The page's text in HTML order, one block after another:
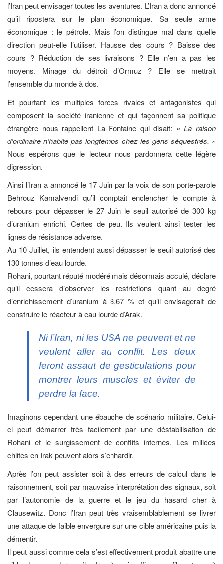
l’Iran peut envisager toutes les aventures. L’Iran a donc annoncé
qu’il ripostera sur le plan économique. Sa seule arme
économique : le pétrole. Mais l’on distingue mal dans quelle
direction peut-elle l’utiliser. Hausse des cours ? Baisse des
cours ? Réduction de ses livraisons ? Elle n’en a pas les
moyens. Minage du détroit d’Ormuz ? Elle se mettrait
l’ensemble du monde à dos.
Et pourtant les multiples forces rivales et antagonistes qui
composent la société iranienne et qui façonnent sa politique
étrangère nous rappellent La Fontaine qui disait: « La raison
d’ordinaire n’habite pas longtemps chez les gens séquestrés. »
Nous espérons que le lecteur nous pardonnera cette légère
digression.
Ainsi l’Iran a annoncé le 17 Juin par la voix de son porte-parole
Behrouz Kamalvendi qu’il comptait enclencher le compte à
rebours pour dépasser le 27 Juin le seuil autorisé de 300 kg
d’uranium enrichi. Certes de peu. Ils veulent ainsi tester les
lignes de résistance adverse.
Au 10 Juillet, ils entendent aussi dépasser le seuil autorisé des
130 tonnes d’eau lourde.
Rohani, pourtant réputé modéré mais désormais acculé, déclare
qu’il cessera d’observer les restrictions quant au degré
d’enrichissement d’uranium à 3,67 % et qu’il envisagerait de
construire le réacteur à eau lourde d’Arak.
Ni l’Iran, ni les USA ne peuvent et ne
veulent aller au conflit. Les deux
feront assaut de gesticulations pour
montrer leurs muscles et éviter de
perdre la face.
Imaginons cependant une ébauche de scénario militaire. Celui-
ci peut démarrer très facilement par une déstabilisation de
Rohani et le surgissement de conflits internes. Les milices
chiites en Irak peuvent alors s’enhardir.
Après l’on peut assister soit à des erreurs de calcul dans le
raisonnement, soit par mauvaise interprétation des signaux, soit
par l’autonomie de la guerre et le jeu du hasard cher à
Clausewitz. Donc l’Iran peut très vraisemblablement se livrer
une attaque de faible envergure sur une cible américaine puis la
démentir.
Il peut aussi comme cela s’est effectivement produit abattre une